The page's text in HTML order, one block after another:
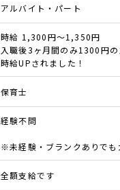
アルバイト・パート
時給 1,300円～1,350円
入職後3ヶ月間のみ1300円
時給UPされました！
保育士
経験不問
※未経験・ブランクありでも
全額支給です